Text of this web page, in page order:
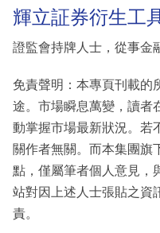
輝立証券衍生工
證監會持牌人士，從事金
免責聲明：本專頁刊載的
途。市場瞬息萬變，讀者
動掌握市場最新狀況。若
關作者無關。而本集團旗
點，僅屬筆者個人意見，
站對因上述人士張貼之資
責。